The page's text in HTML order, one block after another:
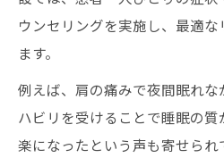
ウンセリングを実施し、最適
ます。
例えば、肩の痛みで夜間眠れ
ハビリを受けることで睡眠の
楽になったという声も寄せら